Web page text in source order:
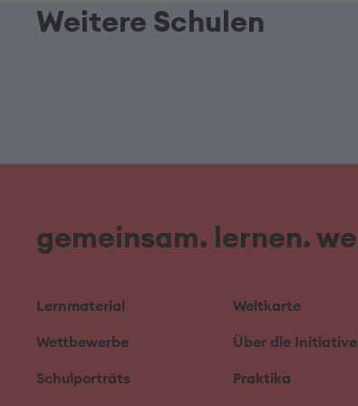
Weitere Schulen
gemeinsam. lernen.
Lernmaterial
Wettbewerbe
Schulporträts
Weltkarte
Über die Initiative
Praktika